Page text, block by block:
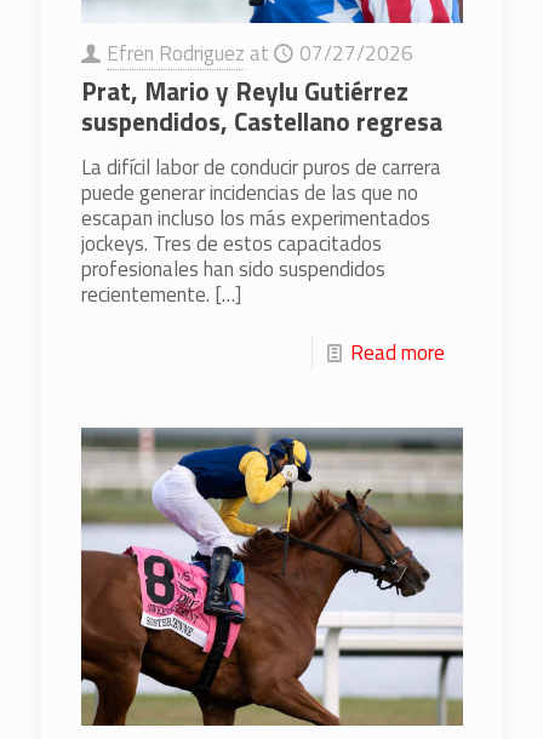
Efren Rodriguez at 07/27/2026
Prat, Mario y Reylu Gutiérrez
suspendidos, Castellano regresa
La difícil labor de conducir puros de carrera
puede generar incidencias de las que no
escapan incluso los más experimentados
jockeys. Tres de estos capacitados
profesionales han sido suspendidos
recientemente. […]
Read more